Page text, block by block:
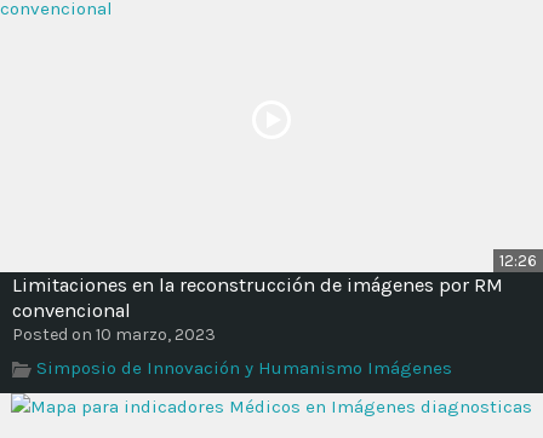
12:26
Limitaciones en la reconstrucción de imágenes por RM
convencional
Posted on 10 marzo, 2023
Simposio de Innovación y Humanismo Imágenes